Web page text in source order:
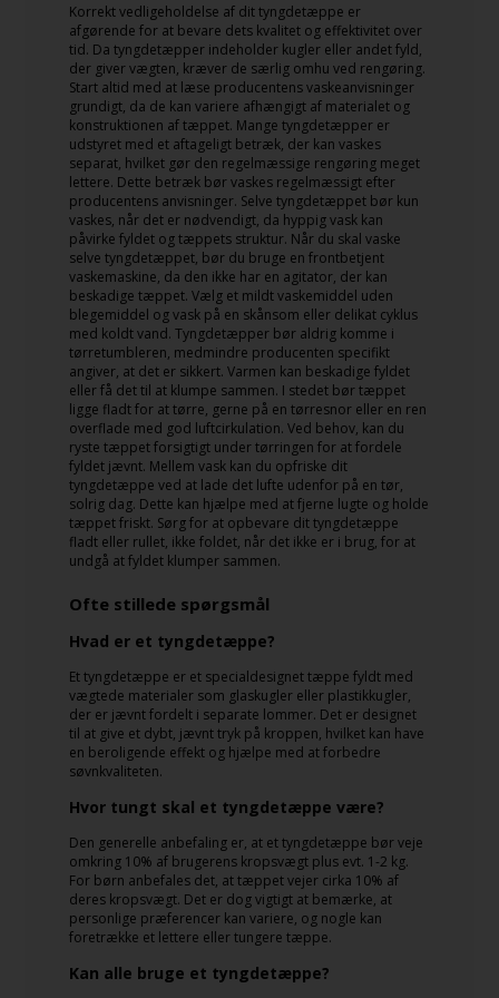
Korrekt vedligeholdelse af dit tyngdetæppe er
afgørende for at bevare dets kvalitet og effektivitet over
tid. Da tyngdetæpper indeholder kugler eller andet fyld,
der giver vægten, kræver de særlig omhu ved rengøring.
Start altid med at læse producentens vaskeanvisninger
grundigt, da de kan variere afhængigt af materialet og
konstruktionen af tæppet. Mange tyngdetæpper er
udstyret med et aftageligt betræk, der kan vaskes
separat, hvilket gør den regelmæssige rengøring meget
lettere. Dette betræk bør vaskes regelmæssigt efter
producentens anvisninger. Selve tyngdetæppet bør kun
vaskes, når det er nødvendigt, da hyppig vask kan
påvirke fyldet og tæppets struktur. Når du skal vaske
selve tyngdetæppet, bør du bruge en frontbetjent
vaskemaskine, da den ikke har en agitator, der kan
beskadige tæppet. Vælg et mildt vaskemiddel uden
blegemiddel og vask på en skånsom eller delikat cyklus
med koldt vand. Tyngdetæpper bør aldrig komme i
tørretumbleren, medmindre producenten specifikt
angiver, at det er sikkert. Varmen kan beskadige fyldet
eller få det til at klumpe sammen. I stedet bør tæppet
ligge fladt for at tørre, gerne på en tørresnor eller en ren
overflade med god luftcirkulation. Ved behov, kan du
ryste tæppet forsigtigt under tørringen for at fordele
fyldet jævnt. Mellem vask kan du opfriske dit
tyngdetæppe ved at lade det lufte udenfor på en tør,
solrig dag. Dette kan hjælpe med at fjerne lugte og holde
tæppet friskt. Sørg for at opbevare dit tyngdetæppe
fladt eller rullet, ikke foldet, når det ikke er i brug, for at
undgå at fyldet klumper sammen.
Ofte stillede spørgsmål
Hvad er et tyngdetæppe?
Et tyngdetæppe er et specialdesignet tæppe fyldt med
vægtede materialer som glaskugler eller plastikkugler,
der er jævnt fordelt i separate lommer. Det er designet
til at give et dybt, jævnt tryk på kroppen, hvilket kan have
en beroligende effekt og hjælpe med at forbedre
søvnkvaliteten.
Hvor tungt skal et tyngdetæppe være?
Den generelle anbefaling er, at et tyngdetæppe bør veje
omkring 10% af brugerens kropsvægt plus evt. 1-2 kg.
For børn anbefales det, at tæppet vejer cirka 10% af
deres kropsvægt. Det er dog vigtigt at bemærke, at
personlige præferencer kan variere, og nogle kan
foretrække et lettere eller tungere tæppe.
Kan alle bruge et tyngdetæppe?